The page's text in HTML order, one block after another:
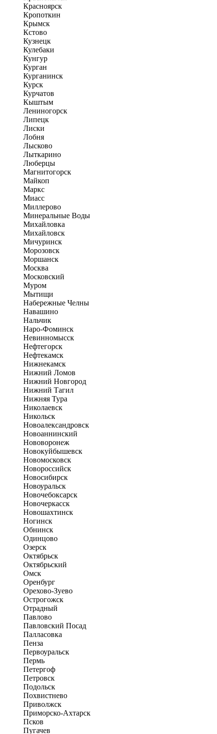
Красноярск
Кропоткин
Крымск
Кстово
Кузнецк
Кулебаки
Кунгур
Курган
Курганинск
Курск
Курчатов
Кыштым
Лениногорск
Липецк
Лиски
Лобня
Лысково
Лыткарино
Люберцы
Магнитогорск
Майкоп
Маркс
Миасс
Миллерово
Минеральные Воды
Михайловка
Михайловск
Мичуринск
Морозовск
Моршанск
Москва
Московский
Муром
Мытищи
Набережные Челны
Навашино
Нальчик
Наро-Фоминск
Невинномысск
Нефтегорск
Нефтекамск
Нижнекамск
Нижний Ломов
Нижний Новгород
Нижний Тагил
Нижняя Тура
Николаевск
Никольск
Новоалександровск
Новоаннинский
Нововоронеж
Новокуйбышевск
Новомосковск
Новороссийск
Новосибирск
Новоуральск
Новочебоксарск
Новочеркасск
Новошахтинск
Ногинск
Обнинск
Одинцово
Озерск
Октябрьск
Октябрьский
Омск
Оренбург
Орехово-Зуево
Острогожск
Отрадный
Павлово
Павловский Посад
Палласовка
Пенза
Первоуральск
Пермь
Петергоф
Петровск
Подольск
Похвистнево
Приволжск
Приморско-Ахтарск
Псков
Пугачев